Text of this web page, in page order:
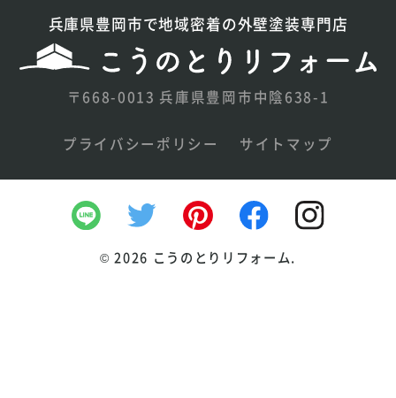
兵庫県豊岡市で地域密着の外壁塗装専門店
〒668-0013 兵庫県豊岡市中陰638-1
プライバシーポリシー サイトマップ
©2026 こうのとりリフォーム.